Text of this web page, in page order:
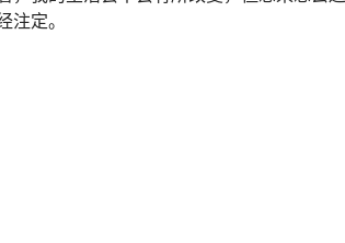
，还一无是处。像我这个年纪的人多半都已